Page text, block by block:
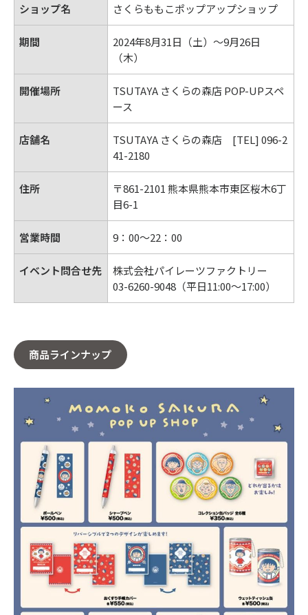
ショップ名 さくらももこポップアップショップ
期間
2024年8月31日（土）～9月26日
（木）
開催場所
TSUTAYA さくらの森店 POP-UPスペ
ース
店舗名
TSUTAYA さくらの森店 [TEL] 096-2
41-2180
住所
〒861-2101 熊本県熊本市東区桜木6丁
目6-1
営業時間 9：00～22：00
イベント問合せ先
株式会社パイレーツファクトリー
03-6260-9048（平日11:00～17:00）
商品ラインナップ